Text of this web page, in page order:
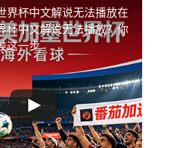
界杯中文解说无法播放在
杯中文解说无法播放？你
这一步